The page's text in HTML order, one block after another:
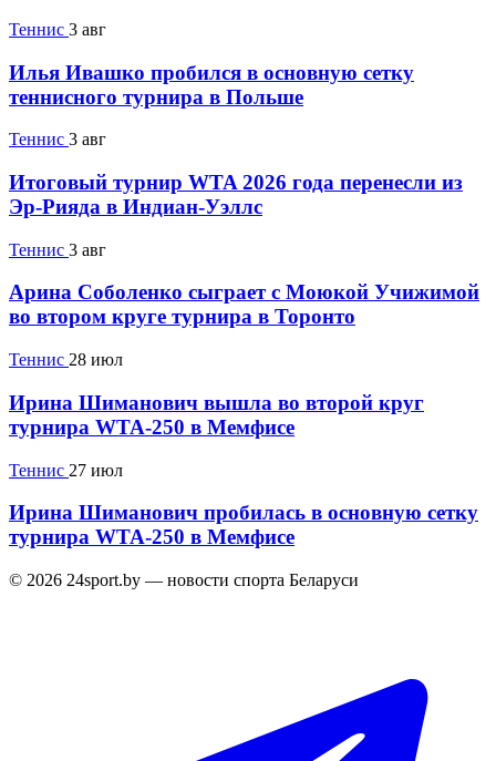
Теннис 3 авг
Илья Ивашко пробился в основную сетку
теннисного турнира в Польше
Теннис 3 авг
Итоговый турнир WTA 2026 года перенесли из
Эр-Рияда в Индиан-Уэллс
Теннис 3 авг
Арина Соболенко сыграет с Моюкой Учижимой
во втором круге турнира в Торонто
Теннис 28 июл
Ирина Шиманович вышла во второй круг
турнира WTA-250 в Мемфисе
Теннис 27 июл
Ирина Шиманович пробилась в основную сетку
турнира WTA-250 в Мемфисе
© 2026 24sport.by — новости спорта Беларуси